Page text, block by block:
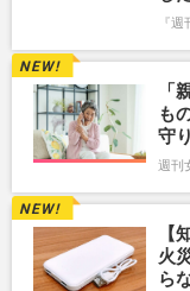
『
「
も
守
週刊
【
火
ら